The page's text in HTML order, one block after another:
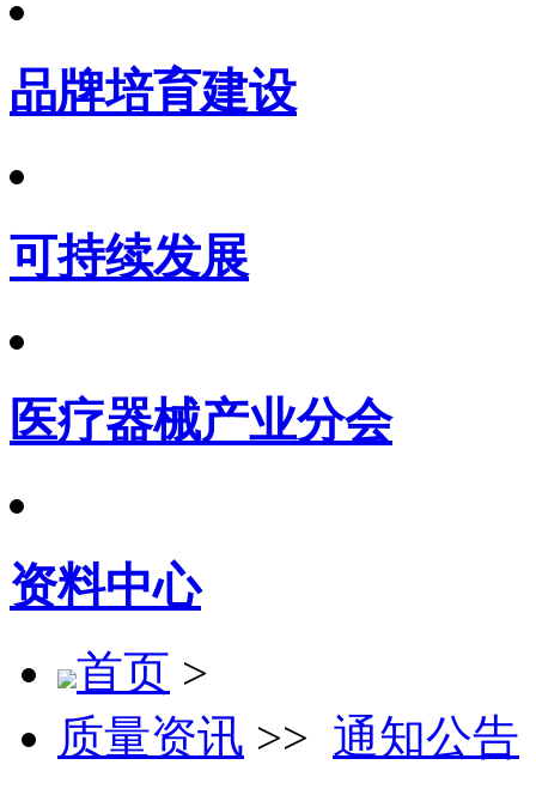
品牌培育建设
可持续发展
医疗器械产业分会
资料中心
首页 >
质量资讯 >> 通知公告